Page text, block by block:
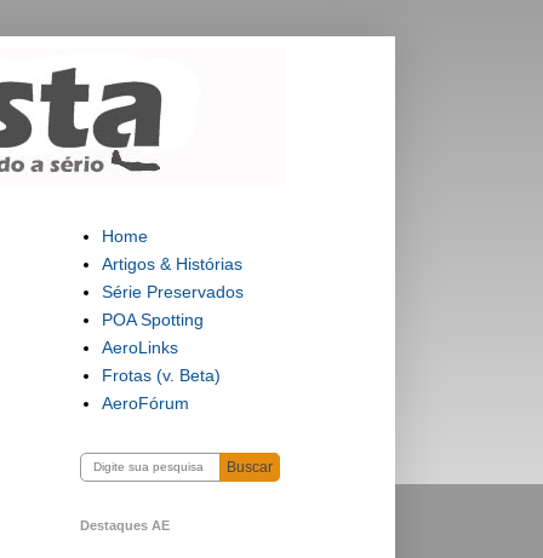
Home
Artigos & Histórias
Série Preservados
POA Spotting
AeroLinks
Frotas (v. Beta)
AeroFórum
Buscar
Destaques AE